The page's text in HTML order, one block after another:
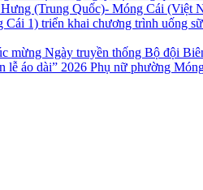
Phụ nữ phường